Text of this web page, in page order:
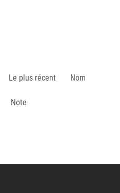
Le plus récent Nom
Note